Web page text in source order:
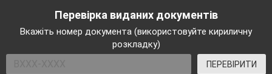
Перевірка виданих документів
Вкажіть номер документа (використовуйте кириличну
розкладку)
ПЕРЕВІРИТИ